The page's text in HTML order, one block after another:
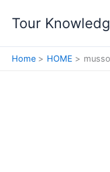
Tour
Home HOME